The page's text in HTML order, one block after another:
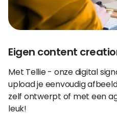
Eigen content
Met Tellie - onze digital
upload je eenvoudig
zelf ontwerpt of met een
leuk!